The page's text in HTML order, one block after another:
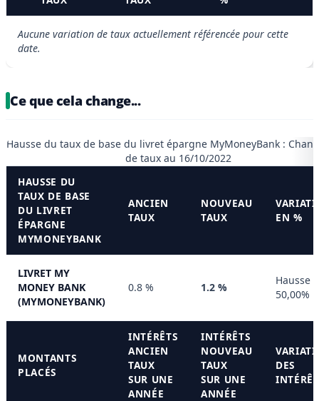
Aucune variation de taux actuellement référencée pour cette
date.
Ce que cela change...
Hausse du taux de base du livret épargne MyMoneyBank :
de taux au 16/10/2022
HAUSSE DU
TAUX DE BASE
DU LIVRET
ÉPARGNE
MYMONEYBANK
ANCIEN
TAUX
NOUVEAU
TAUX
EN %
LIVRET MY
MONEY BANK
(MYMONEYBANK)
0.8 % 1.2 %
Hausse
50,00%
MONTANTS
PLACÉS
INTÉRÊTS
ANCIEN
TAUX
SUR UNE
ANNÉE
INTÉRÊTS
NOUVEAU
TAUX
SUR UNE
ANNÉE
DES